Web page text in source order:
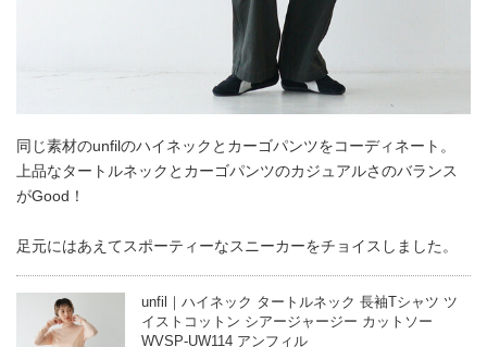
同じ素材のunfilのハイネックとカーゴパンツをコーディネート。
上品なタートルネックとカーゴパンツのカジュアルさのバランス
がGood！
足元にはあえてスポーティーなスニーカーをチョイスしました。
unfil｜ハイネック タートルネック 長袖Tシャツ ツ
イストコットン シアージャージー カットソー
WVSP-UW114 アンフィル